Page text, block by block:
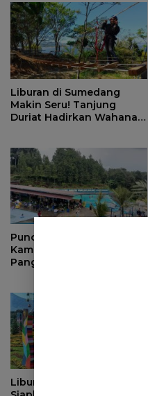
Liburan di Sumedang
Makin Seru! Tanjung
Duriat Hadirkan Wahana
Jatigede
Puncak Libur Lebaran,
Kampung Wisata
Pangjugjugan Diserbu
Libur Lebaran, Janspark